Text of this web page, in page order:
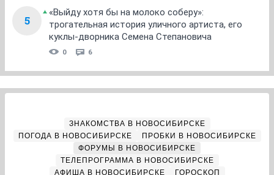
5
«Выйду хотя бы на молоко соберу»:
трогательная история уличного артиста, его
куклы-дворника Семена Степановича
0 6
ЗНАКОМСТВА В НОВОСИБИРСКЕ
ПОГОДА В НОВОСИБИРСКЕ
ПРОБКИ В НОВОСИБИРСКЕ
ФОРУМЫ В НОВОСИБИРСКЕ
ТЕЛЕПРОГРАММА В НОВОСИБИРСКЕ
АФИША В НОВОСИБИРСКЕ
ГОРОСКОП